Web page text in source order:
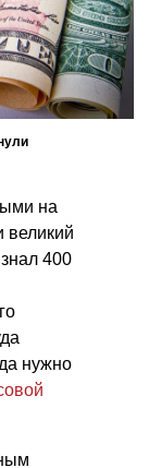
на
великий
400
нужно